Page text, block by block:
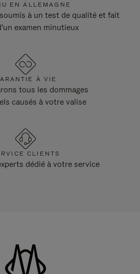
EN ALLEMAGNE
à un test de qualité et fait
examen minutieux
À VIE
tous les dommages
causés à votre valise
CLIENTS
dédié à votre service